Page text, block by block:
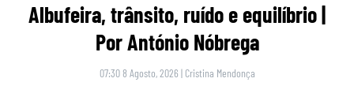
Albufeira, trânsito, ruído e equilíbrio |
Por António Nóbrega
07:30 8 Agosto, 2026 | Cristina Mendonça